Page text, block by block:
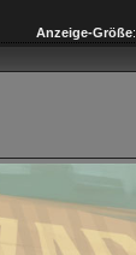
Anzeige-Größe: